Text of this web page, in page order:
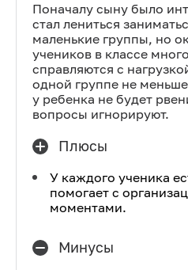
Поначалу сыну было
стал лениться
маленькие группы, но
учеников в классе
справляются с
одной группе не
у ребенка не будет
вопросы игнорируют.
Плюсы
У каждого ученика
помогает с
моментами.
Минусы